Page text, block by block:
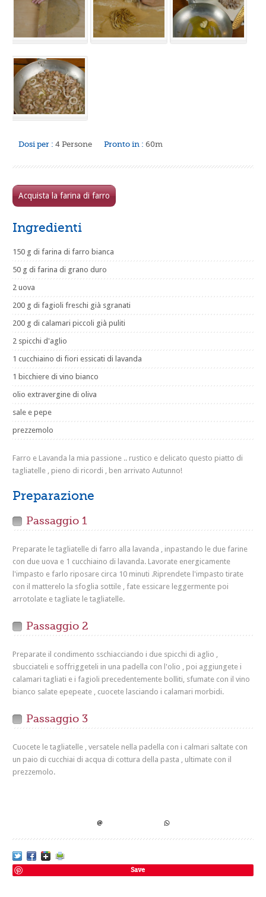
Dosi per : 4 Persone Pronto in : 60m
Acquista la farina di farro
Ingredienti
150 g di farina di farro bianca
50 g di farina di grano duro
2 uova
200 g di fagioli freschi già sgranati
200 g di calamari piccoli già puliti
2 spicchi d'aglio
1 cucchiaino di fiori essicati di lavanda
1 bicchiere di vino bianco
olio extravergine di oliva
sale e pepe
prezzemolo
Farro e Lavanda la mia passione .. rustico e delicato questo piatto di
tagliatelle , pieno di ricordi , ben arrivato Autunno!
Preparazione
Passaggio 1
Preparate le tagliatelle di farro alla lavanda , inpastando le due farine
con due uova e 1 cucchiaino di lavanda. Lavorate energicamente
l'impasto e farlo riposare circa 10 minuti .Riprendete l'impasto tirate
con il matterelo la sfoglia sottile , fate essicare leggermente poi
arrotolate e tagliate le tagliatelle.
Passaggio 2
Preparate il condimento sschiacciando i due spicchi di aglio ,
sbucciateli e soffriggeteli in una padella con l'olio , poi aggiungete i
calamari tagliati e i fagioli precedentemente bolliti, sfumate con il vino
bianco salate epepeate , cuocete lasciando i calamari morbidi.
Passaggio 3
Cuocete le tagliatelle , versatele nella padella con i calmari saltate con
un paio di cucchiai di acqua di cottura della pasta , ultimate con il
prezzemolo.
Save